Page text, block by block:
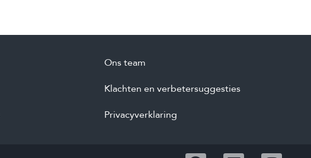
Ons team
Klachten en verbetersuggesties
Privacyverklaring